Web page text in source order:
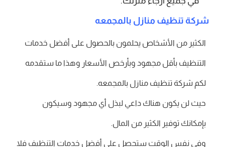
شركة تنظيف منازل بالمجمعه
الكثير من الأشخاص يحلمون بالحصول على أفضل خدمات
التنظيف بأقل مجهود وبأرخص الأسعار وهذا ما ستقدمه
لكم شركة تنظيف منازل بالمجمعه.
حيث لن يكون هناك داعي لبذل أي مجهود وسيكون
بإمكانك توفير الكثير من المال.
وفي نفس الوقت ستحصل على أفضل خدمات التنظيف فلا